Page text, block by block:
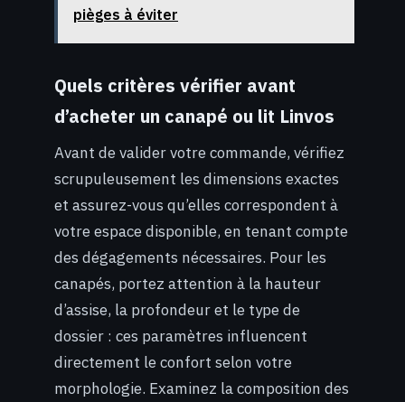
pièges à éviter
Quels critères vérifier avant
d’acheter un canapé ou lit Linvos
Avant de valider votre commande, vérifiez
scrupuleusement les dimensions exactes
et assurez-vous qu’elles correspondent à
votre espace disponible, en tenant compte
des dégagements nécessaires. Pour les
canapés, portez attention à la hauteur
d’assise, la profondeur et le type de
dossier : ces paramètres influencent
directement le confort selon votre
morphologie. Examinez la composition des